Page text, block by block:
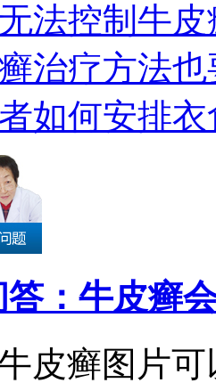
法控制牛
治疗方法也
如何安排
：牛皮癣
皮癣图片